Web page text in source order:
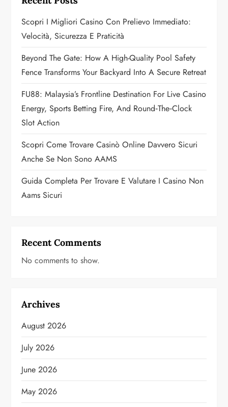
g
a
t
i
o
n
Scopri I Migliori Casino Con Prelievo Immediato:
Velocità, Sicurezza E Praticità
Beyond The Gate: How A High-Quality Pool Safety
Fence Transforms Your Backyard Into A Secure Retreat
FU88: Malaysia’s Frontline Destination For Live Casino
Energy, Sports Betting Fire, And Round‑the‑Clock
Slot Action
Scopri Come Trovare Casinò Online Davvero Sicuri
Anche Se Non Sono AAMS
Guida Completa Per Trovare E Valutare I Casino Non
Aams Sicuri
Recent Comments
No comments to show.
Archives
August 2026
July 2026
June 2026
May 2026